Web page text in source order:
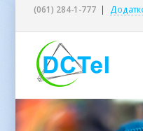
(061) 284-1-777 |